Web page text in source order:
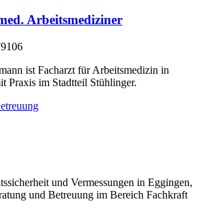
Arbeitsmediziner
ist Facharzt für Arbeitsmedizin in
Praxis im Stadtteil Stühlinger.
und Vermessungen in Eggingen,
und Betreuung im Bereich Fachkraft